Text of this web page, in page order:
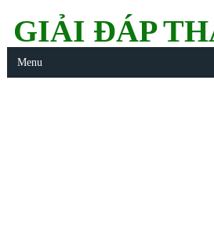
GIẢI ĐÁP
Menu